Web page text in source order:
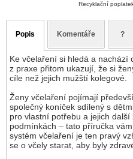
Recyklační
Popis Komentáře ?
Ke včelaření si hledá a nachází
z praxe přitom ukazují, že si
cíle než jejich mužští kolegové.
Ženy včelaření pojímají
společný koníček sdílený s
pro vlastní potřebu a jejich
podmínkách – tato příručka
systém včelaření je ten pravý
se o včely starat, aby byly